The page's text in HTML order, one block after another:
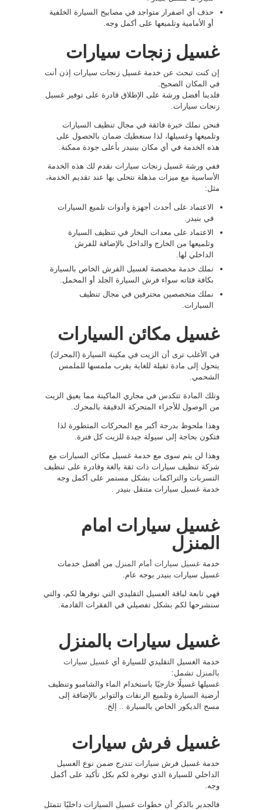
حذف أي اصفرار متواجد في مصابيح السيارة الخلفية
أو الأمامية وتلميعها على أكمل وجه.
غسيل زنجات سيارات
إن كنت تبحث عن خدمة غسيل زنجات سيارات إذن أنت
في المكان الصحيح.
فلدينا أفضل ورشة على الإطلاق قادرة على توفير غسيل
زنجات سيارات.
فنحن نملك خبرة فائقة في مجال تنظيف السيارات
وتلميعها وغسيلها، لذا سنعطيك ضمان بالحصول على
هذه الخدمة في أي مكان ببنيدر بأعلى جودة ممكنة.
ففي ورشة غسيل زنجات سيارات نقدم لك هذه الخدمة
الأساسية مع ميزات مذهلة نتحلى بها عند تقديم الخدمة،
مثل:
الاعتماد على أحدث أجهزة وأدوات تلميع السيارات
في بنيدر.
الاعتماد على معدات البخار في تنظيف السيارة
وتلميعها من الخارج والداخل بالإضافة للفرش
الداخلي لها.
نملك خدمة مخصصة لغسيل الفرش الخاص بالسيارة
بكافة فئاته سواء فرش السيارة الجلد أو المخمل.
نملك متخصصين محترفين في مجال تنظيف
السيارات.
غسيل مكائن السيارات
في الأغلب ترى أن الزيت في مكينة السيارة (المحرك)
يتحول إلى مادة ثقيلة للغاية يقرب ملمسها للملمس
الشحمي.
وتلك المادة تتكدس في مجاري الماكينة مما يعيق الزيت
من الوصول للأجزاء المتحركة الدقيقة بالمحرك.
وهذا ملحوظ بدرجة أكبر مع المحركات المتطورة لذا
فتكون بحاجة إلى سيولة جيدة للزيت كل فترة.
وهذا لن يتم سوى مع خدمة غسيل مكائن السيارات مع
شركة تنظيف سيارات ذات ثقة بالغة وقادرة على تنظيف
التسربات والتراكمات بشكل مستمر على أكمل وجه
خدمة غسيل سيارات متنقل بنيدر .
غسيل سيارات امام
المنزل
خدمة غسيل سيارات أمام المنزل من أفضل خدمات
غسيل سيارات بنيدر بوجه عام.
فهي تابعة لباقة الغسيل التقليدي التي نوفرها لكم، والتي
سنشرحها لكم بشكل تفصيلي في الفقرات القادمة.
غسيل سيارات بالمنزل
خدمة الغسيل التقليدي للسيارة أي غسيل سيارات
بالمنزل تشمل:
غسيلها غسيلًا خارجيًا باستخدام الماء والشامبو وتنظيف
أرضية السيارة وتلميع الرنقات والتواير بالإضافة إلى
مسح الديكور الخاص بالسيارة .. إلخ.
غسيل فرش سيارات
خدمة غسيل فرش سيارات تندرج ضمن نوع الغسيل
الداخلي للسيارة الذي نوفره لكم بكل تأكيد على أكمل
وجه.
فالجدير بالذكر أن خطوات غسيل السيارات داخليًا تتمثل